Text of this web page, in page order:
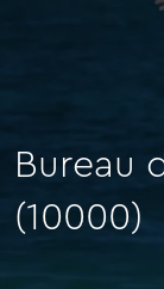
Bureau
(10000)